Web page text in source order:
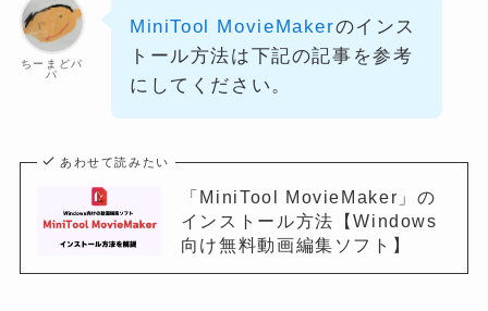
ちーまどパ
パ
MiniTool MovieMakerのインス
トール方法は下記の記事を参考
にしてください。
あわせて読みたい
「MiniTool MovieMaker」の
インストール方法【Windows
向け無料動画編集ソフト】